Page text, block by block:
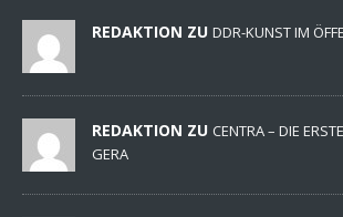
REDAKTION ZU DDR-KUNST IM
REDAKTION ZU CENTRA – DIE
GERA